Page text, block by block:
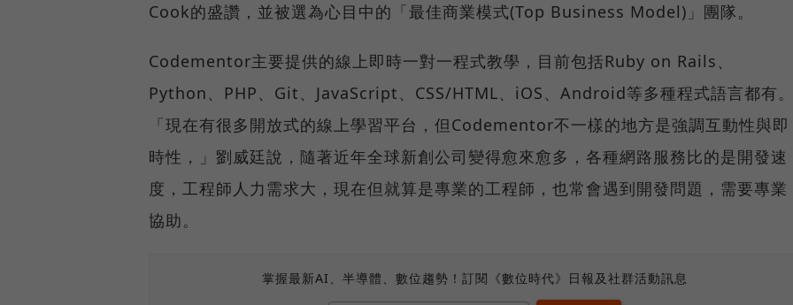
Cook的盛讚，並被選為心目中的「最佳商業模式(Top Business Model)」團隊。
Codementor主要提供的線上即時一對一程式教學，目前包括Ruby on Rails、
Python、PHP、Git、JavaScript、CSS/HTML、iOS、Android等多種程式語言都有
「現在有很多開放式的線上學習平台，但Codementor不一樣的地方是強調互動性與即
時性，」劉威廷說，隨著近年全球新創公司變得愈來愈多，各種網路服務比的是開發速
度，工程師人力需求大，現在但就算是專業的工程師，也常會遇到開發問題，需要專業
協助。
掌握最新AI、半導體、數位趨勢！訂閱《數位時代》日報及社群活動訊息